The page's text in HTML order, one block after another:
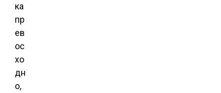
ка
пр
ев
ос
хо
дн
о,